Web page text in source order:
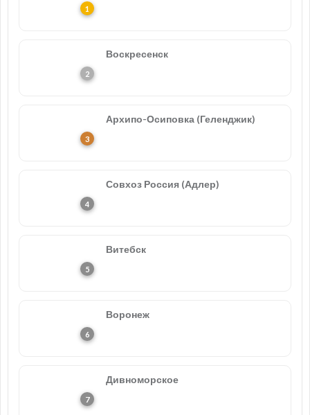
Воскресенск
Архипо-Осиповка (Геленджик)
Совхоз Россия (Адлер)
Витебск
Воронеж
Дивноморское